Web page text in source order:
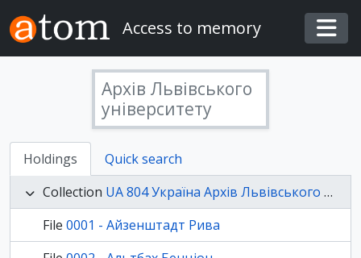
Skip to main content
Access to memory
Архів Львівського
університету
Holdings
Quick search
Collection UA 804 Україна Архів Львівського університету, Р-119, 1939-1941/ст - Фотографії студентів Львівського університету 1939-1941 рр.
File 0001 - Айзенштадт Рива